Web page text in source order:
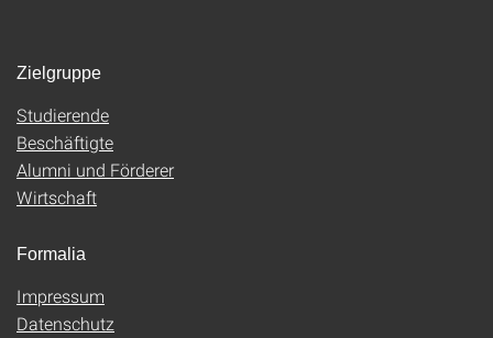
Zielgruppe
Studierende
Beschäftigte
Alumni und Förderer
Wirtschaft
Formalia
Impressum
Datenschutz